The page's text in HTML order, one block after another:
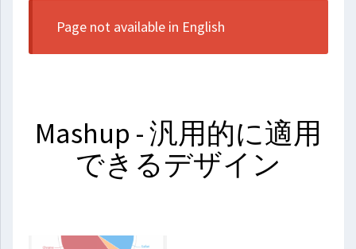
Page not available in English
Mashup - 汎用的に適用
できるデザイン